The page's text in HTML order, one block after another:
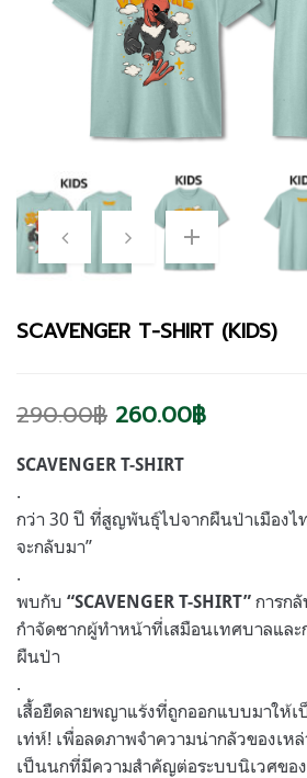
SCAVENGER T-SHIRT (KIDS)
290.00฿ 260.00฿
SCAVENGER T-SHIRT
.
กว่า 30 ปี ที่สูญพันธุ์ไปจากผืนป่าเมืองไ
จะกลับมา”
.
พบกับ “SCAVENGER T-SHIRT” การก
กำจัดซากผู้ทำหน้าที่เสมือนเทศบาลและ
ผืนป่า
.
เสื้อยืดลายพญาแร้งที่ถูกออกแบบมาให้เ
เท่ห์! เพื่อลดภาพจำความน่ากลัวของเห
เป็นนกที่มีความสำคัญต่อระบบนิเวศขอ